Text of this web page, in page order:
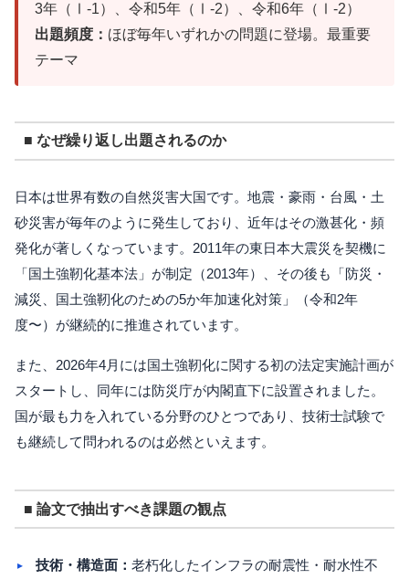
3年（Ⅰ-1）、令和5年（Ⅰ-2）、令和6年（Ⅰ-2）
出題頻度： ほぼ毎年いずれかの問題に登場。最重要
テーマ
■ なぜ繰り返し出題されるのか
日本は世界有数の自然災害大国です。地震・豪雨・台風・土
砂災害が毎年のように発生しており、近年はその激甚化・頻
発化が著しくなっています。2011年の東日本大震災を契機に
「国土強靭化基本法」が制定（2013年）、その後も「防災・
減災、国土強靭化のための5か年加速化対策」（令和2年
度〜）が継続的に推進されています。
また、2026年4月には国土強靭化に関する初の法定実施計画が
スタートし、同年には防災庁が内閣直下に設置されました。
国が最も力を入れている分野のひとつであり、技術士試験で
も継続して問われるのは必然といえます。
■ 論文で抽出すべき課題の観点
技術・構造面： 老朽化したインフラの耐震性・耐水性不